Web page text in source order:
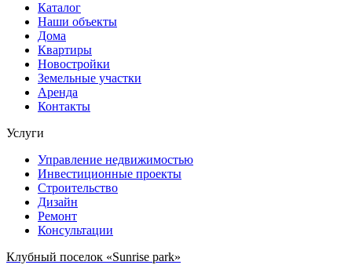
Каталог
Наши объекты
Дома
Квартиры
Новостройки
Земельные участки
Аренда
Контакты
Услуги
Управление недвижимостью
Инвестиционные проекты
Строительство
Дизайн
Ремонт
Консультации
Клубный поселок «Sunrise park»